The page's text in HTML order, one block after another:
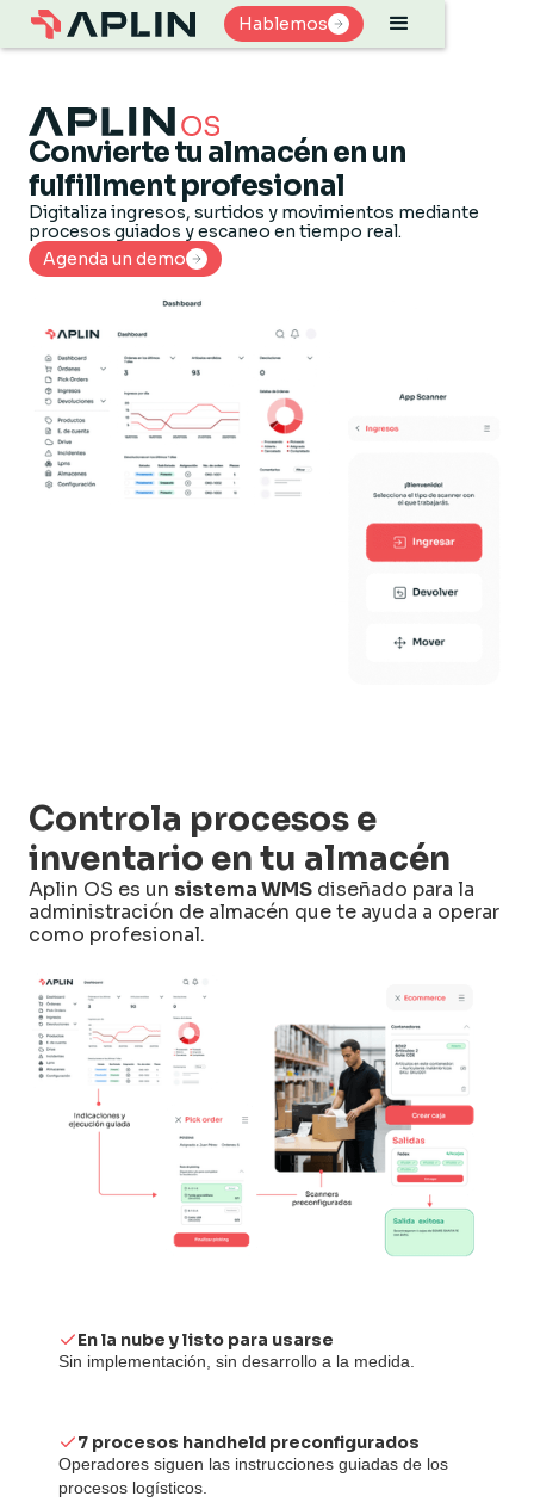
Hablemos
Hablemos
Convierte tu almacén en un
fulfillment profesional
Digitaliza ingresos, surtidos y movimientos mediante
procesos guiados y escaneo en tiempo real.
Agenda un demo
Agenda un demo
Controla procesos e
inventario en tu almacén
Aplin OS es un sistema WMS diseñado para la
administración de almacén que te ayuda a operar
como profesional.
En la nube y listo para usarse
Sin implementación, sin desarrollo a la medida.
7 procesos handheld preconfigurados
Operadores siguen las instrucciones guiadas de los
procesos logísticos.